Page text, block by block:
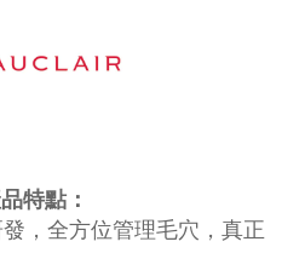
特點：
，全方位管理毛穴，真正